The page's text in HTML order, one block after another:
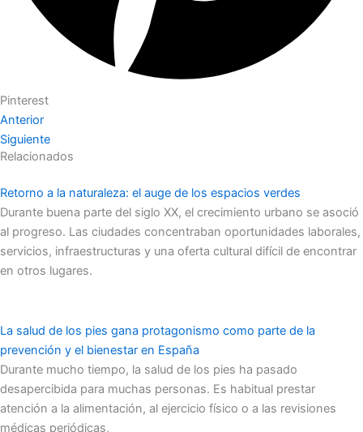
Pinterest
Anterior
Siguiente
Relacionados
Retorno a la naturaleza: el auge de los espacios verdes
Durante buena parte del siglo XX, el crecimiento urbano se asoció
al progreso. Las ciudades concentraban oportunidades laborales,
servicios, infraestructuras y una oferta cultural difícil de encontrar
en otros lugares.
La salud de los pies gana protagonismo como parte de la
prevención y el bienestar en España
Durante mucho tiempo, la salud de los pies ha pasado
desapercibida para muchas personas. Es habitual prestar
atención a la alimentación, al ejercicio físico o a las revisiones
médicas periódicas,